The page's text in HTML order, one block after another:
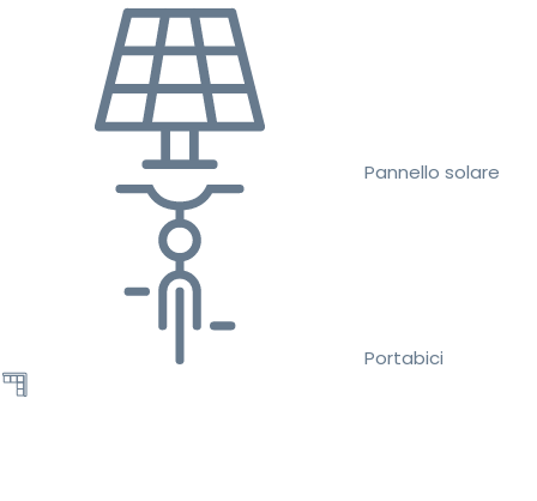
Pannello solare
Portabici